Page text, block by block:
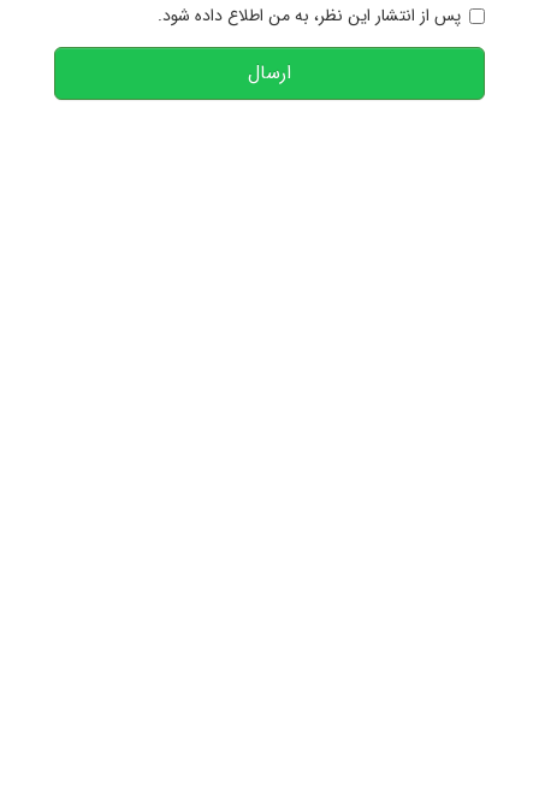
پس از انتشار این نظر، به من اطلاع داده شود.
ارسال